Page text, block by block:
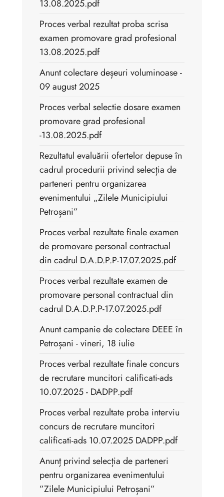
13.08.2025.pdf
Proces verbal rezultat proba scrisa
examen promovare grad profesional
13.08.2025.pdf
Anunt colectare deșeuri voluminoase -
09 august 2025
Proces verbal selectie dosare examen
promovare grad profesional
-13.08.2025.pdf
Rezultatul evaluării ofertelor depuse în
cadrul procedurii privind selecția de
parteneri pentru organizarea
evenimentului „Zilele Municipiului
Petroșani”
Proces verbal rezultate finale examen
de promovare personal contractual
din cadrul D.A.D.P.P-17.07.2025.pdf
Proces verbal rezultate examen de
promovare personal contractual din
cadrul D.A.D.P.P-17.07.2025.pdf
Anunt campanie de colectare DEEE în
Petroșani - vineri, 18 iulie
Proces verbal rezultate finale concurs
de recrutare muncitori calificati-ads
10.07.2025 - DADPP.pdf
Proces verbal rezultate proba interviu
concurs de recrutare muncitori
calificati-ads 10.07.2025 DADPP.pdf
Anunț privind selecția de parteneri
pentru organizarea evenimentului
”Zilele Municipiului Petroșani”